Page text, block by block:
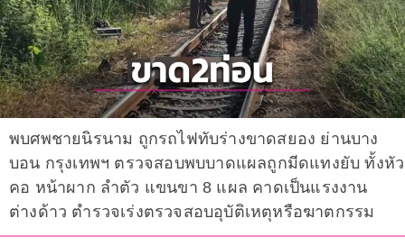
พบศพชายนิรนาม ถูกรถไฟทับร่างขาดสยอง ย่านบาง
บอน กรุงเทพฯ ตรวจสอบพบบาดแผลถูกมีดแทงยับ ทั้งหัว
คอ หน้าผาก ลำตัว แขนขา 8 แผล คาดเป็นแรงงาน
ต่างด้าว ตำรวจเร่งตรวจสอบอุบัติเหตุหรือฆาตกรรม